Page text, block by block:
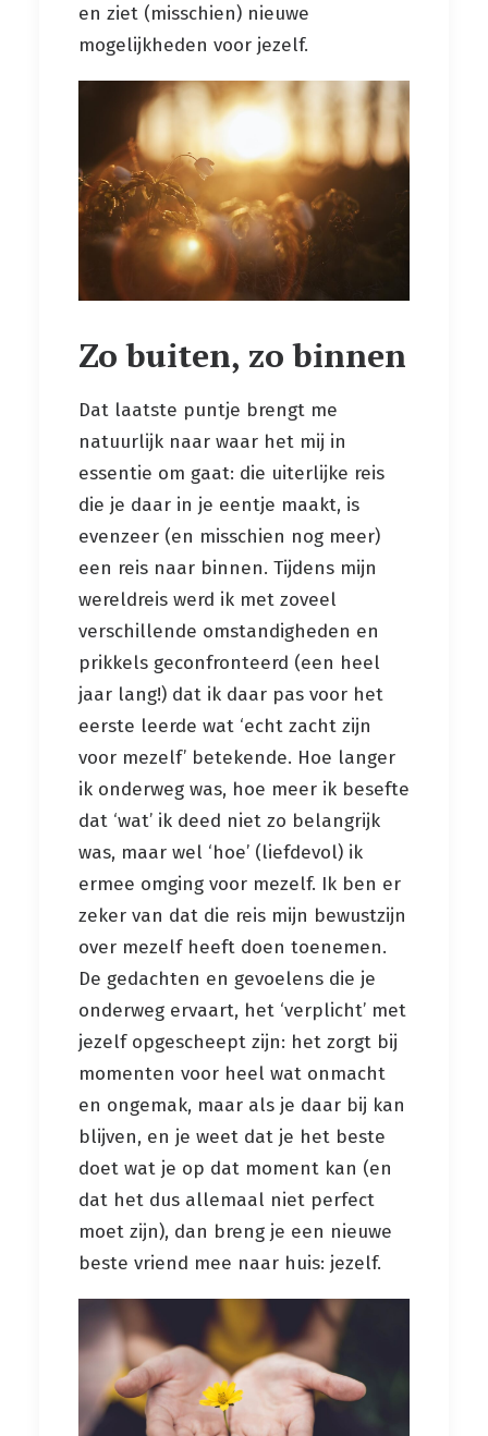
en ziet (misschien) nieuwe
mogelijkheden voor jezelf.
Zo buiten, zo binnen
Dat laatste puntje brengt me
natuurlijk naar waar het mij in
essentie om gaat: die uiterlijke reis
die je daar in je eentje maakt, is
evenzeer (en misschien nog meer)
een reis naar binnen. Tijdens mijn
wereldreis werd ik met zoveel
verschillende omstandigheden en
prikkels geconfronteerd (een heel
jaar lang!) dat ik daar pas voor het
eerste leerde wat ‘echt zacht zijn
voor mezelf’ betekende. Hoe langer
ik onderweg was, hoe meer ik besefte
dat ‘wat’ ik deed niet zo belangrijk
was, maar wel ‘hoe’ (liefdevol) ik
ermee omging voor mezelf. Ik ben er
zeker van dat die reis mijn bewustzijn
over mezelf heeft doen toenemen.
De gedachten en gevoelens die je
onderweg ervaart, het ‘verplicht’ met
jezelf opgescheept zijn: het zorgt bij
momenten voor heel wat onmacht
en ongemak, maar als je daar bij kan
blijven, en je weet dat je het beste
doet wat je op dat moment kan (en
dat het dus allemaal niet perfect
moet zijn), dan breng je een nieuwe
beste vriend mee naar huis: jezelf.